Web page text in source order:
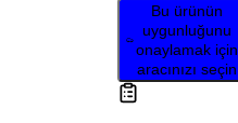
Bu ürünün
uygunluğunu
onaylamak için
aracınızı seçin